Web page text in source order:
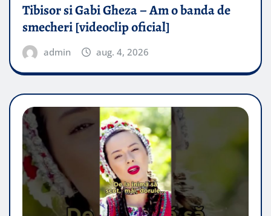
Tibisor si Gabi Gheza – Am o banda de
smecheri [videoclip oficial]
admin aug. 4, 2026